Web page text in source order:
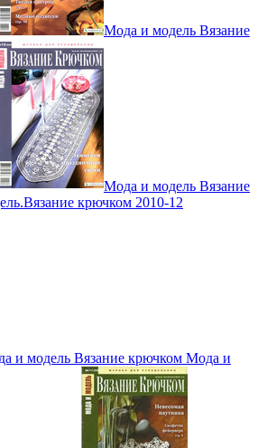
Мода и модель Вязание
Мода и модель Вязание
крючком 2010-12
и модель Вязание крючком Мода и